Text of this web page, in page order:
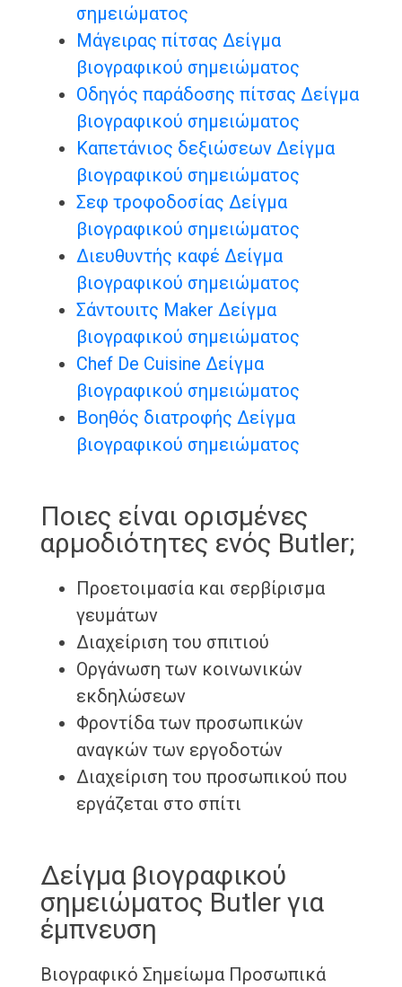
σημειώματος
Μάγειρας πίτσας Δείγμα
βιογραφικού σημειώματος
Οδηγός παράδοσης πίτσας Δείγμα
βιογραφικού σημειώματος
Καπετάνιος δεξιώσεων Δείγμα
βιογραφικού σημειώματος
Σεφ τροφοδοσίας Δείγμα
βιογραφικού σημειώματος
Διευθυντής καφέ Δείγμα
βιογραφικού σημειώματος
Σάντουιτς Maker Δείγμα
βιογραφικού σημειώματος
Chef De Cuisine Δείγμα
βιογραφικού σημειώματος
Βοηθός διατροφής Δείγμα
βιογραφικού σημειώματος
Ποιες είναι ορισμένες
αρμοδιότητες ενός Butler;
Προετοιμασία και σερβίρισμα
γευμάτων
Διαχείριση του σπιτιού
Οργάνωση των κοινωνικών
εκδηλώσεων
Φροντίδα των προσωπικών
αναγκών των εργοδοτών
Διαχείριση του προσωπικού που
εργάζεται στο σπίτι
Δείγμα βιογραφικού
σημειώματος Butler για
έμπνευση
Βιογραφικό Σημείωμα Προσωπικά